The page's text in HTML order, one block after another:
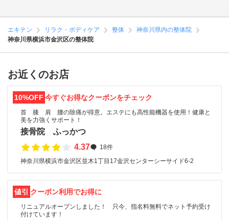
エキテン リラク・ボディケア 整体
神奈川県内の整体院
神奈川県横浜市金沢区の整体院
お近くのお店
10%OFF 今すぐお得なクーポンをチェック
首 膝 肩 腰の除痛が得意。エステにも高性能機器を使用！健康と
美を力強くサポート！
接骨院 ふっかつ
4.37
18件
神奈川県横浜市金沢区並木1丁目17金沢センターシーサイド6-2
値引 クーポン利用でお得に
リニュアルオープンしました！ 只今、指名料無料でネット予約受け
付けています！